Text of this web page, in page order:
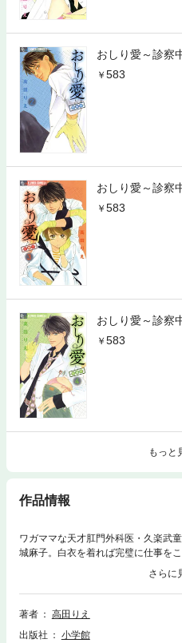
おしり愛～診察
583
おしり愛～診察
583
おしり愛～診察
583
もっと
作品情報
ワガママな天才肛門外科医・久楽武
城麻子。白衣を着れば完璧に仕事を
持ちだけが空回って…。そんな思う
ある日、臨月間近の妊婦が診察に訪
3巻、診察中！
著者
高田りえ
出版社
小学館